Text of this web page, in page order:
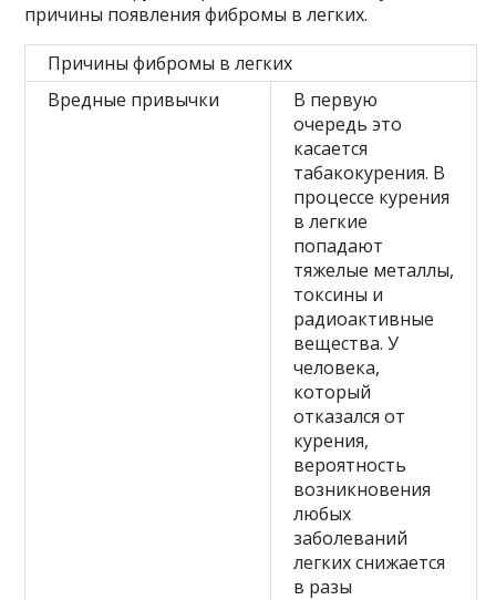
причины появления фибромы в легких.
Причины фибромы в легких
Вредные привычки
В первую
очередь это
касается
табакокурения. В
процессе курения
в легкие
попадают
тяжелые металлы,
токсины и
радиоактивные
вещества. У
человека,
который
отказался от
курения,
вероятность
возникновения
любых
заболеваний
легких снижается
в разы